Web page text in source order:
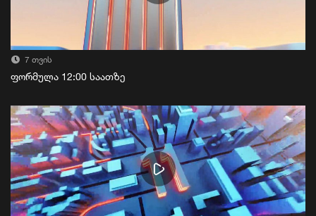
7 თვის
ფორმულა 12:00 საათზე